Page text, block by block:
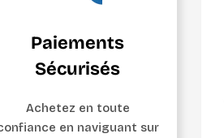
Paiements
Sécurisés
Achetez en toute
en naviguant sur